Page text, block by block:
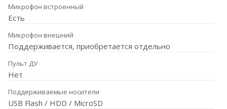
Микрофон встроенный
Есть
Микрофон внешний
Поддерживается, приобретается отдельно
Пульт ДУ
Нет
Поддерживаемые носители
USB Flash / HDD / MicroSD